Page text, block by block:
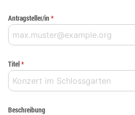
Antragsteller/in*
Titel*
Beschreibung